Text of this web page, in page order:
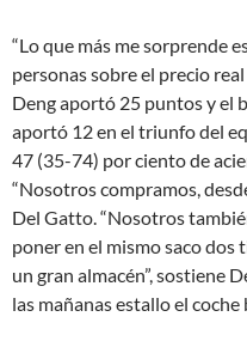
“Lo que más me sorprende
personas sobre el precio
Deng aportó 25 puntos y el
aportó 12 en el triunfo del
47 (35-74) por ciento de
“Nosotros compramos,
Del Gatto. “Nosotros
poner en el mismo saco dos
un gran almacén”, sostiene
las mañanas estallo el